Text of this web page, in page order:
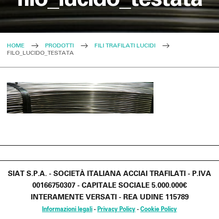
HOME PRODOTTI
FILI TRAFILATI LUCIDI
FILO_LUCIDO_TESTATA
SIAT S.P.A. - SOCIETÀ ITALIANA ACCIAI TRAFILATI - P.IVA
00166750307 - CAPITALE SOCIALE 5.000.000€
INTERAMENTE VERSATI - REA UDINE 115789
Informazioni legali - Privacy Policy - Cookie Policy